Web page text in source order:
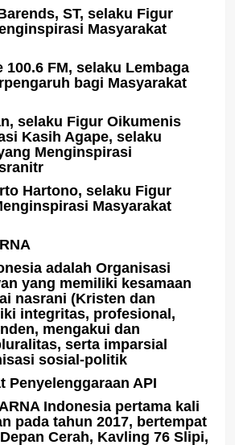
ST, selaku Figur
Masyarakat
100.6 FM, selaku Lembaga
bagi Masyarakat
selaku Figur Oikumenis
Kasih Agape, selaku
Menginspirasi
Hartono, selaku Figur
Masyarakat
adalah Organisasi
yang memiliki kesamaan
nasrani (Kristen dan
integritas, profesional,
mengakui dan
serta imparsial
sosial-politik
Penyelenggaraan API
Indonesia pertama kali
pada tahun 2017, bertempat
Cerah, Kavling 76 Slipi,